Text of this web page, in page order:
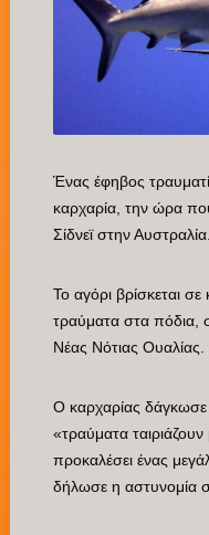
Ένας έφηβος
καρχαρία, την ώρα
Σίδνεϊ στην Αυστραλία.
Το αγόρι βρίσκεται
τραύματα στα πόδια,
Νέας Νότιας Ουαλίας.
Ο καρχαρίας δάγκωσε
«τραύματα
προκαλέσει ένας
δήλωσε η αστυνομία